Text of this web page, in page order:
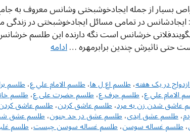
بسیار از جمله ایجادخوشبختی وشانس معروف به
در تمامی مسائل ایجادخوشبختی در زندگی
خرشانس است نگه دارنده این طلسم
حتی تاثیرش چندین برابرمهره …ادامه
در یک هفته،طلسم اع ل ها،طلسم الامام علي ع،طلسم
الامام علي ع،طلسم حرف ع،طلسم حضرت علی ع،طلسم
عاشق شدن زن به مرد،طلسم عاشق كردن،طلسم عاشق
،طلسم عشق ابدی،طلسم عشق در حد جنون،طلسم عشق
،طلسم غساله سوسن،طلسم غساله سوسن چیست،طلسم